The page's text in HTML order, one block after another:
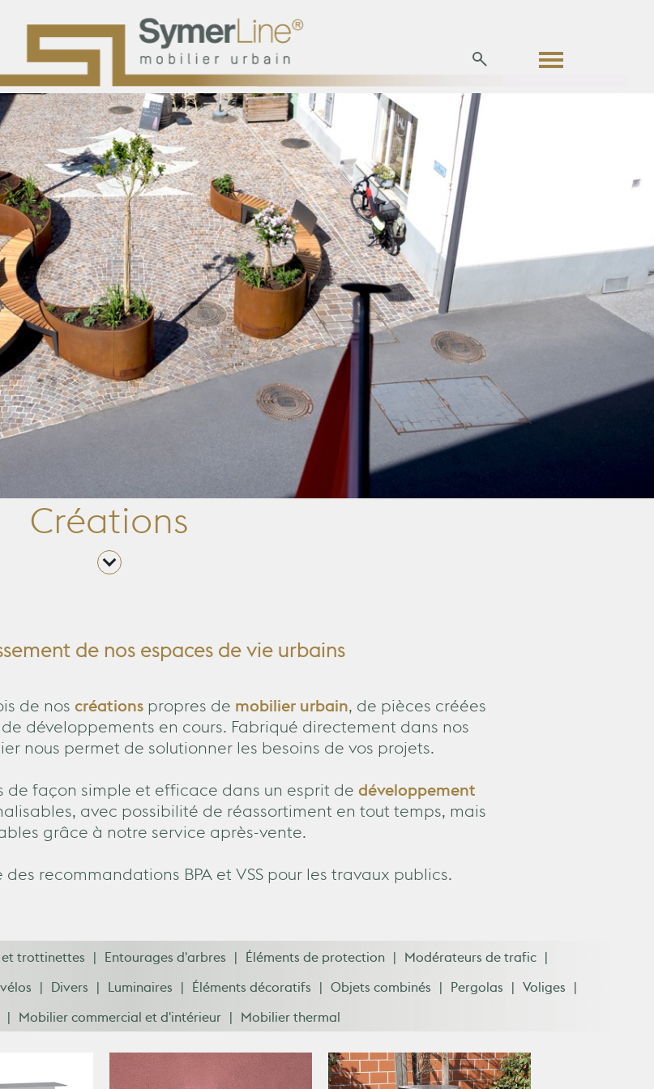
Créations
de nos espaces de vie urbains
de noscréationspropres demobilier urbain, de pièces créées
développements en cours. Fabriqué directement dans nos
nous permet de solutionner les besoins de vos projets.
façon simple et efficace dans un esprit dedéveloppement
avec possibilité de réassortiment en tout temps, mais
grâce à notre service après-vente.
recommandations BPA et VSS pour les travaux publics.
trottinettes Entourages d'arbres Éléments de protection Modérateurs de trafic
Divers Luminaires Éléments décoratifs Objets combinés Pergolas
Voliges
Mobilier commercial et d'intérieur Mobilier thermal